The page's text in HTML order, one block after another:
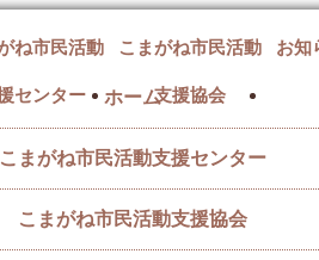
ね市民活動
センター
こまがね市民活動
支援協会
お知
ホーム
こまがね市民活動支援センター
こまがね市民活動支援協会
カテゴリー